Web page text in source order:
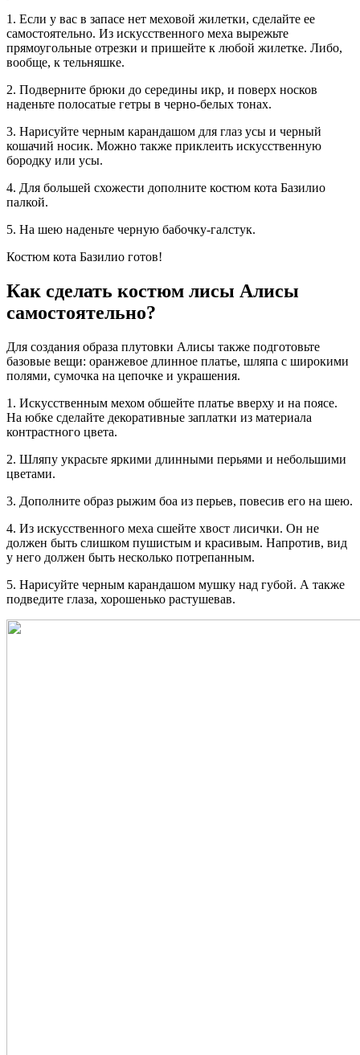
1. Если у вас в запасе нет меховой жилетки, сделайте ее
самостоятельно. Из искусственного меха вырежьте
прямоугольные отрезки и пришейте к любой жилетке. Либо,
вообще, к тельняшке.
2. Подверните брюки до середины икр, и поверх носков
наденьте полосатые гетры в черно-белых тонах.
3. Нарисуйте черным карандашом для глаз усы и черный
кошачий носик. Можно также приклеить искусственную
бородку или усы.
4. Для большей схожести дополните костюм кота Базилио
палкой.
5. На шею наденьте черную бабочку-галстук.
Костюм кота Базилио готов!
Как сделать костюм лисы Алисы
самостоятельно?
Для создания образа плутовки Алисы также подготовьте
базовые вещи: оранжевое длинное платье, шляпа с широкими
полями, сумочка на цепочке и украшения.
1. Искусственным мехом обшейте платье вверху и на поясе.
На юбке сделайте декоративные заплатки из материала
контрастного цвета.
2. Шляпу украсьте яркими длинными перьями и небольшими
цветами.
3. Дополните образ рыжим боа из перьев, повесив его на шею.
4. Из искусственного меха сшейте хвост лисички. Он не
должен быть слишком пушистым и красивым. Напротив, вид
у него должен быть несколько потрепанным.
5. Нарисуйте черным карандашом мушку над губой. А также
подведите глаза, хорошенько растушевав.